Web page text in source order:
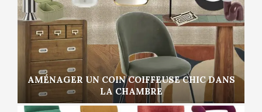
AMÉNAGER UN COIN COIFFEUSE CHIC DANS
LA CHAMBRE